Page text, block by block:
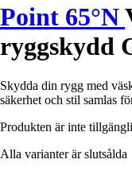
Point 65°N
ryggskydd
Skydda din rygg med
säkerhet och stil samlas
Produkten är inte
Alla varianter är slutsålda